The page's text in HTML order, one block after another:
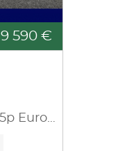
9 590 €
1.1 70ch Essential 5p Euro6.2